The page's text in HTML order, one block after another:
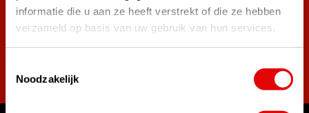
informatie die u aan ze heeft verstrekt of die ze hebben
verzameld op basis van uw gebruik van hun services.
Noodzakelijk